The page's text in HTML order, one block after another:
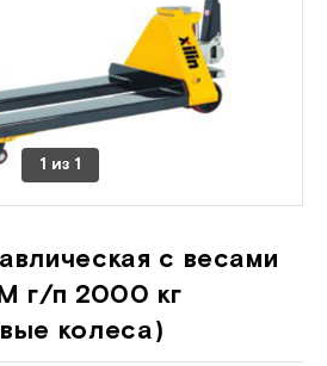
1 из 1
с весами
г/п 2000 кг
колеса)